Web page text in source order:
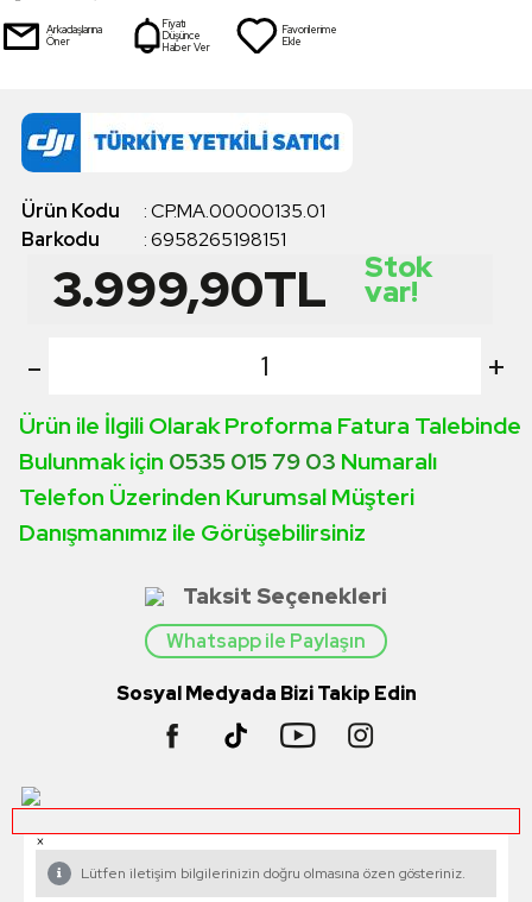
Arkadaşlarına
Öner
Fiyatı
Düşünce
Haber Ver
Favorilerime
Ekle
Ürün Kodu :CP.MA.00000135.01
Barkodu
:6958265198151
3.999,90TL Stok
var!
- +
Ürün ile İlgili Olarak Proforma Fatura Talebinde
Bulunmak için 0535 015 79 03 Numaralı
Telefon Üzerinden Kurumsal Müşteri
Danışmanımız ile Görüşebilirsiniz
Taksit Seçenekleri
Whatsapp ile Paylaşın
Sosyal Medyada Bizi Takip Edin
×
Lütfen iletişim bilgilerinizin doğru olmasına özen gösteriniz.